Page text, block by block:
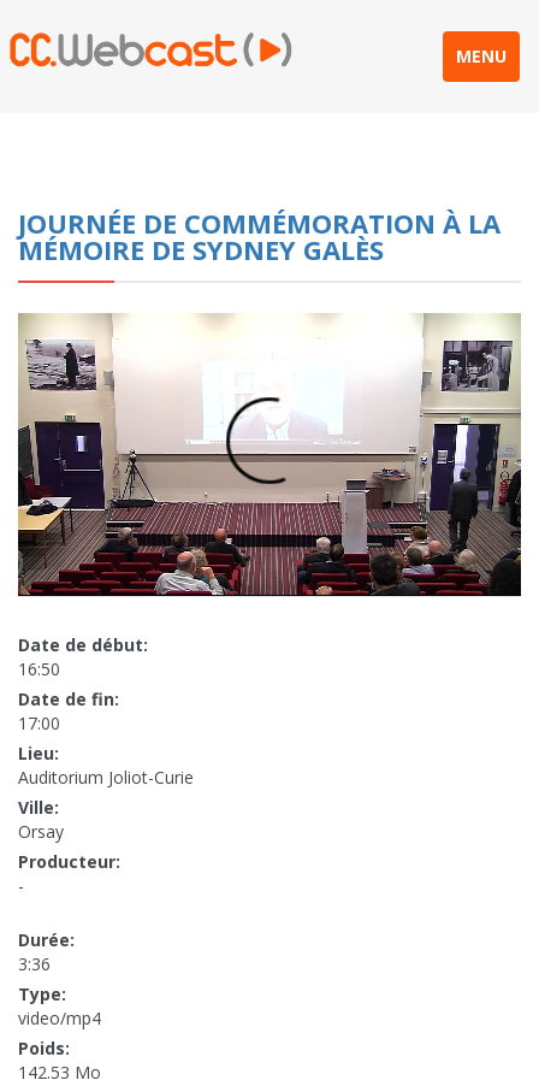
MENU
JOURNÉE DE COMMÉMORATION À LA
MÉMOIRE DE SYDNEY GALÈS
Date de début:
16:50
Date de fin:
17:00
Lieu:
Auditorium Joliot-Curie
Ville:
Orsay
Producteur:
-
Durée:
3:36
Type:
video/mp4
Poids:
142.53 Mo